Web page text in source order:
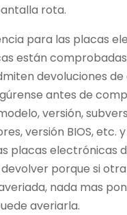
rota.
para las placas
están
devoluciones
antes de
versión,
versión BIOS, etc.
placas electrónicas
porque si
nada mas
averiarla.